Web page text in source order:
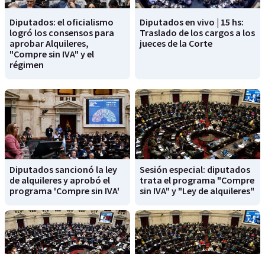
Diputados: el oficialismo
logró los consensos para
aprobar Alquileres,
"Compre sin IVA" y el
régimen
Diputados en vivo | 15 hs:
Traslado de los cargos a los
jueces de la Corte
Diputados sancionó la ley
de alquileres y aprobó el
programa 'Compre sin IVA'
Sesión especial: diputados
trata el programa "Compre
sin IVA" y "Ley de alquileres"